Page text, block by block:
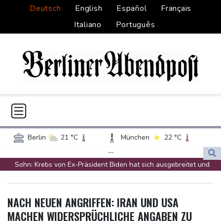
Deutsch English Español
Français
Italiano
Português
Berlin 21 °C München
22 °C
Frankfurt am Main
22 °C
Köln
21 °C Kiel
18 °C
--
Sohn: Krebs von Ex-Präsident Biden hat sich ausgebreitet und
Hormus
NACH NEUEN ANGRIFFEN: IRAN UND USA
MACHEN WIDERSPRÜCHLICHE ANGABEN ZU